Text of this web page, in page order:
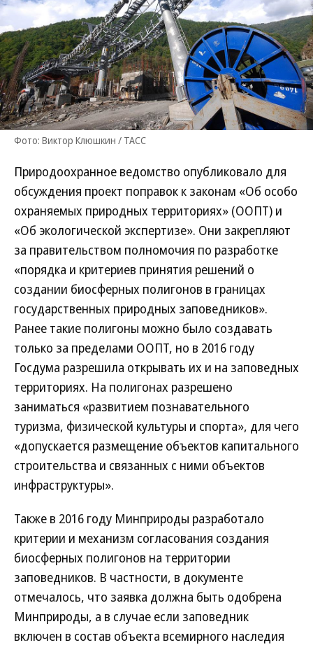
Фото: Виктор Клюшкин / ТАСС
Природоохранное ведомство опубликовало для
обсуждения проект поправок к законам «Об особо
охраняемых природных территориях» (ООПТ) и
«Об экологической экспертизе». Они закрепляют
за правительством полномочия по разработке
«порядка и критериев принятия решений о
создании биосферных полигонов в границах
государственных природных заповедников».
Ранее такие полигоны можно было создавать
только за пределами ООПТ, но в 2016 году
Госдума разрешила открывать их и на заповедных
территориях. На полигонах разрешено
заниматься «развитием познавательного
туризма, физической культуры и спорта», для чего
«допускается размещение объектов капитального
строительства и связанных с ними объектов
инфраструктуры».
Также в 2016 году Минприроды разработало
критерии и механизм согласования создания
биосферных полигонов на территории
заповедников. В частности, в документе
отмечалось, что заявка должна быть одобрена
Минприроды, а в случае если заповедник
включен в состав объекта всемирного наследия